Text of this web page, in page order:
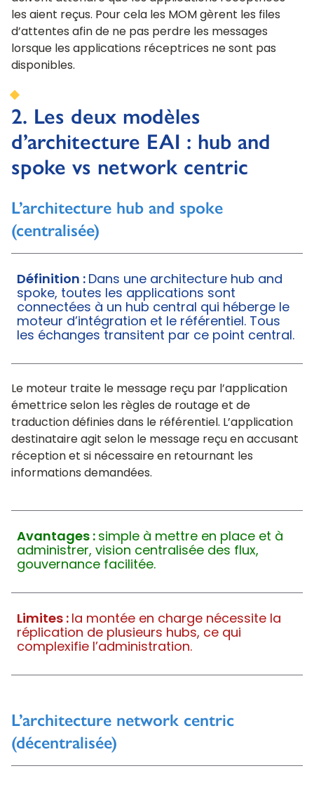
les aient reçus. Pour cela les MOM gèrent les files
d’attentes afin de ne pas perdre les messages
lorsque les applications réceptrices ne sont pas
disponibles.
2. Les deux modèles
d’architecture EAI : hub and
spoke vs network centric
L’architecture hub and spoke
(centralisée)
Définition : Dans une architecture hub and
spoke, toutes les applications sont
connectées à un hub central qui héberge le
moteur d’intégration et le référentiel. Tous
les échanges transitent par ce point central.
Le moteur traite le message reçu par l’application
émettrice selon les règles de routage et de
traduction définies dans le référentiel. L’application
destinataire agit selon le message reçu en accusant
réception et si nécessaire en retournant les
informations demandées.
Avantages : simple à mettre en place et à
administrer, vision centralisée des flux,
gouvernance facilitée.
Limites : la montée en charge nécessite la
réplication de plusieurs hubs, ce qui
complexifie l’administration.
L’architecture network centric
(décentralisée)